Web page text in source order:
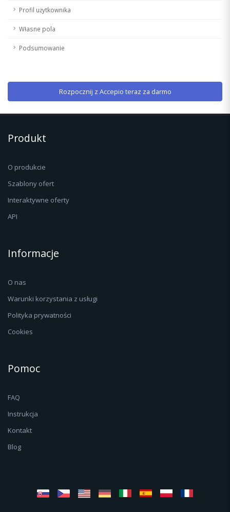
Profil użytkownika
Własne pola
Podsumowanie
Rozpocznij z Accepio teraz za darmo
Produkt
O produkcie
Szablony ofert
Interaktywne oferty
API
Informacje
O nas
Warunki korzystania z usługi
Polityka prywatności
Cookies
Pomoc
FAQ
Instrukcja
Kontakt
Blog